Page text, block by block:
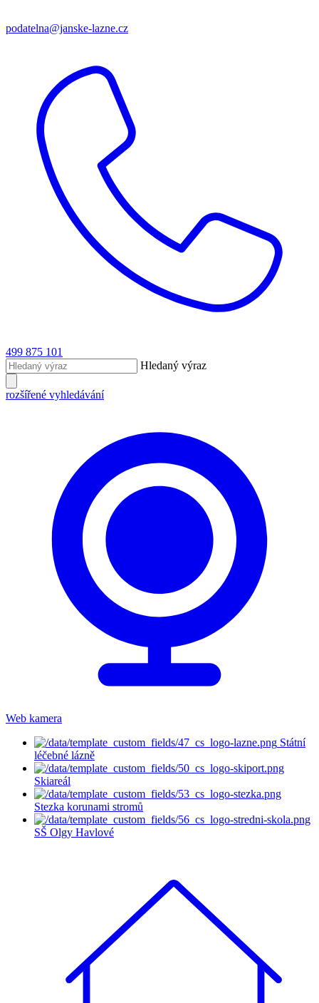
podatelna@janske-lazne.cz
499 875 101
Hledaný výraz
rozšířené vyhledávání
Web kamera
Státní
léčebné lázně
Skiareál
Stezka korunami stromů
SŠ Olgy Havlové